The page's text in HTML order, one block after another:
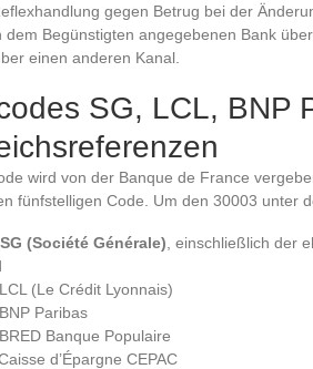
gegen Betrug bei der
dem Begünstigten angegebenen Bank
einen anderen Kanal.
SG, LCL, BNP
wird von der Banque de France
fünfstelligen Code. Um den 30003 unter
(Société Générale) , einschließlich der
(Le Crédit Lyonnais)
Paribas
Banque Populaire
d’Épargne CEPAC